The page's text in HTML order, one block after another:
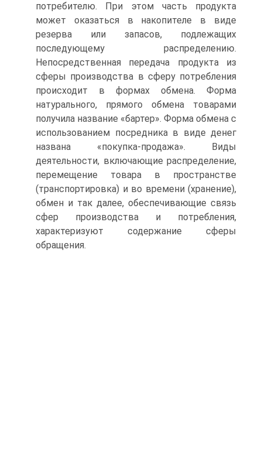
потребителю. При этом часть продукта
может оказаться в накопителе в виде
резерва или запасов, подлежащих
последующему распределению.
Непосредственная передача продукта из
сферы производства в сферу потребления
происходит в формах обмена. Форма
натурального, прямого обмена товарами
получила название «бартер». Форма обмена с
использованием посредника в виде денег
названа «покупка-продажа». Виды
деятельности, включающие распределение,
перемещение товара в пространстве
(транспортировка) и во времени (хранение),
обмен и так далее, обеспечивающие связь
сфер производства и потребления,
характеризуют содержание сферы
обращения.